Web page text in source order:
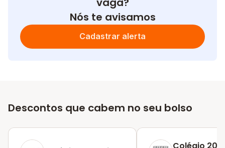
Nós te avisamos
Cadastrar alerta
Descontos que cabem no seu bolso